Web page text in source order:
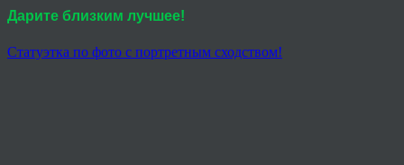
Дарите близким лучшее!
Статуэтка по фото с портретным сходством!